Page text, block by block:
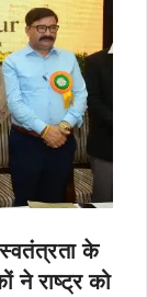
के
ने राष्ट्र को